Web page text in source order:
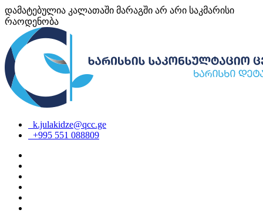
დამატებულია კალათაში მარაგში არ არი საკმარისი
რაოდენობა
k.julakidze@qcc.ge
+995 551 088809